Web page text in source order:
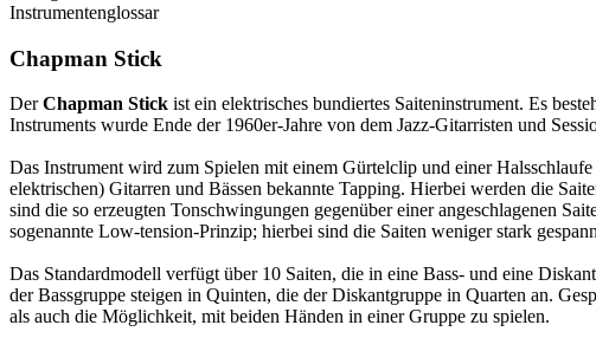
Instrumentenglossar
Chapman Stick
DerChapman Stick ist ein elektrisches bundiertes Saiteninstrument. Es
Instruments wurde Ende der 1960er-Jahre von dem Jazz-Gitarristen und
Das Instrument wird zum Spielen mit einem Gürtelclip und einer
elektrischen) Gitarren und Bässen bekannte Tapping. Hierbei werden die
sind die so erzeugten Tonschwingungen gegenüber einer angeschlagenen
sogenannte Low-tension-Prinzip; hierbei sind die Saiten weniger stark
Das Standardmodell verfügt über 10 Saiten, die in eine Bass- und eine
der Bassgruppe steigen in Quinten, die der Diskantgruppe in Quarten an.
als auch die Möglichkeit, mit beiden Händen in einer Gruppe zu spielen.